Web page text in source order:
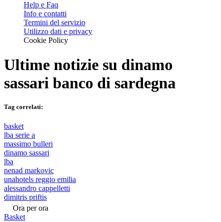
Help e Faq
Info e contatti
Termini del servizio
Utilizzo dati e privacy
Cookie Policy
Ultime notizie su dinamo
sassari banco di sardegna
Tag correlati:
basket
lba serie a
massimo bulleri
dinamo sassari
lba
nenad markovic
unahotels reggio emilia
alessandro cappelletti
dimitris priftis
Ora per ora
Basket